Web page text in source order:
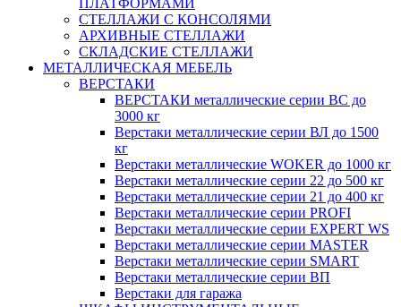
СТЕЛЛАЖИ С КОНСОЛЯМИ
АРХИВНЫЕ СТЕЛЛАЖИ
СКЛАДСКИЕ СТЕЛЛАЖИ
МЕТАЛЛИЧЕСКАЯ МЕБЕЛЬ
ВЕРСТАКИ
ВЕРСТАКИ металлические серии ВС до
3000 кг
Верстаки металлические серии ВЛ до 1500
кг
Верстаки металлические WOKER до 1000 кг
Верстаки металлические серии 22 до 500 кг
Верстаки металлические серии 21 до 400 кг
Верстаки металлические серии PROFI
Верстаки металлические серии EXPERT WS
Верстаки металлические серии MASTER
Верстаки металлические серии SMART
Верстаки металлические серии ВП
Верстаки для гаража